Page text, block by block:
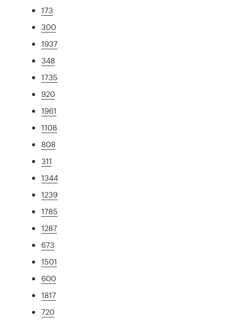
173
300
1937
348
1735
920
1961
1108
808
311
1344
1239
1785
1287
673
1501
600
1817
720